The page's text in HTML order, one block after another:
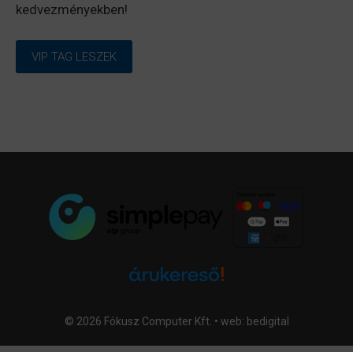
kedvezményekben!
VIP TAG LESZEK
© 2026 Fókusz Computer Kft. • web: bedigital